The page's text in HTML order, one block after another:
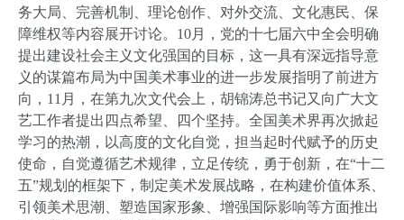
务大局、完善机制、理论创作、对外交流、文化惠民、保
障维权等内容展开讨论。 10月，党的十七届六中全会明确
提出建设社会主义文化强国的目标，这一具有深远指导意
义的谋篇布局为中国美术事业的进一步发展指明了前进方
向， 11 月，在第九次文代会上，胡锦涛总书记又向广大文
艺工作者提出四点希望、四个坚持。全国美术界再次掀起
学习的热潮，以高度的文化自觉，担当起时代赋予的历史
使命，自觉遵循艺术规律，立足传统，勇于创新，在“十二
五”规划的框架下，制定美术发展战略，在构建价值体系、
引领美术思潮、塑造国家形象、增强国际影响等方面推出